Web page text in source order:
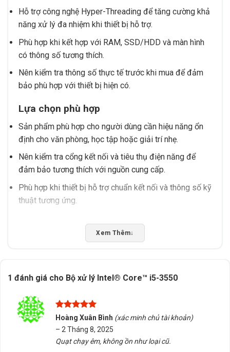
Hỗ trợ công nghệ Hyper-Threading để tăng cường khả
năng xử lý đa nhiệm khi thiết bị hỗ trợ.
Phù hợp khi kết hợp với RAM, SSD/HDD và màn hình
có thông số tương thích.
Nên kiểm tra thông số thực tế trước khi mua để đảm
bảo phù hợp với thiết bị hiện có.
Lựa chọn phù hợp
Sản phẩm phù hợp cho người dùng cần hiệu năng ổn
định cho văn phòng, học tập hoặc giải trí nhẹ.
Nên kiểm tra cổng kết nối và tiêu thụ điện năng để
đảm bảo tương thích với nguồn cung cấp.
Phù hợp khi thiết bị hỗ trợ chuẩn kết nối và thông số kỹ
thuật tương ứng.
phức tạp hoặc chơi game cao cấp.
Tấn Phát AD cung cấp tư vấn chọn đúng sản phẩm, hỗ
trợ kiểm tra tương thích và giao hàng/tư vấn tại Buôn
Ma Thuột, Đắk Lắk.
Nên kiểm tra thông số thực tế trước khi mua để đảm
bảo phù hợp với thiết bị hiện có.
Đảm bảo nguồn cung cấp điện ổn định để tối ưu hóa
Xem Thêm↓
1 đánh giá cho Bộ xử lý Intel® Core™ i5-3550
Được xếp
hạng5
sao
Hoàng Xuân Bình (xác minh chủ tài khoản)
– 2 Tháng 8, 2025
Quạt chạy êm, không ồn như loại cũ.